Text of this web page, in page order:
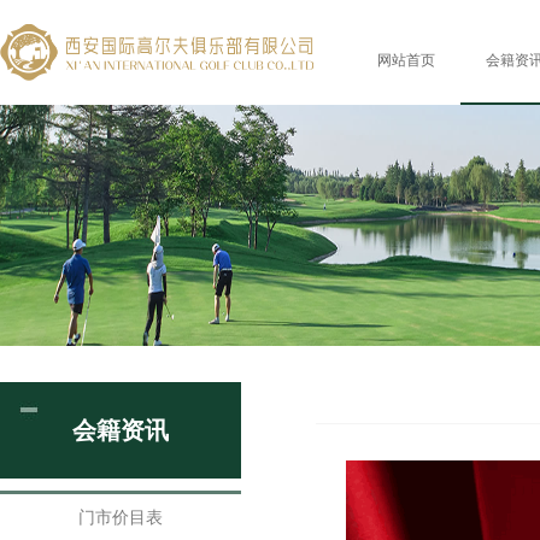
网站首页 会籍资
会籍资讯
门市价目表